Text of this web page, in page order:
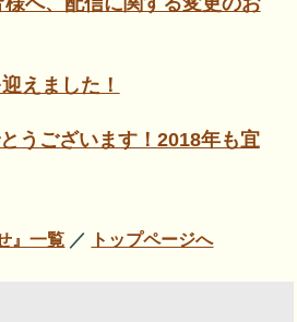
えました！
うございます！2018年も宜
』一覧 ／ トップページへ